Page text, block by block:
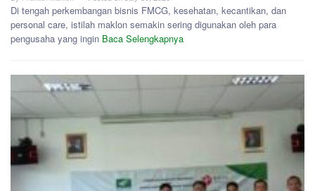
Di tengah perkembangan bisnis FMCG, kesehatan, kecantikan, dan
personal care, istilah maklon semakin sering digunakan oleh para
pengusaha yang ingin Baca Selengkapnya